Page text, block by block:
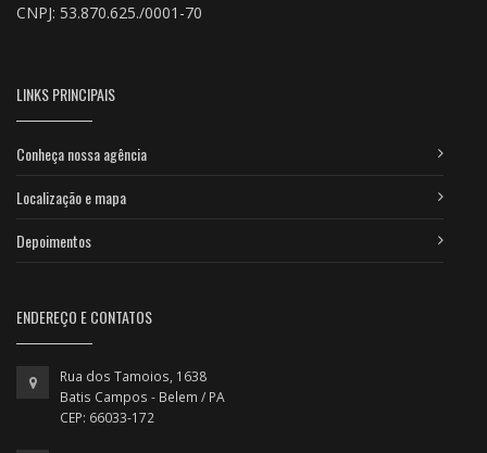
CNPJ: 53.870.625./0001-70
LINKS PRINCIPAIS
Conheça nossa agência
Localização e mapa
Depoimentos
ENDEREÇO E CONTATOS
Rua dos Tamoios, 1638
Batis Campos - Belem / PA
CEP: 66033-172